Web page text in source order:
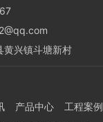
黄兴镇斗塘新村
产品中心 工程案例